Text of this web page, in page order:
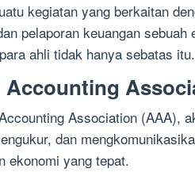
kegiatan yang berkaitan
pelaporan keuangan
ahli tidak hanya sebatas itu.
Accounting
Association (AAA),
dan
ekonomi yang tepat.